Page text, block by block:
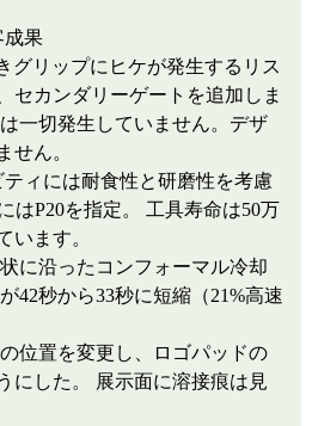
成果
グリップにヒケが発生するリス
セカンダリーゲートを追加しま
一切発生していません。デザ
せん。
ティには耐食性と研磨性を考慮
はP20を指定。
工具寿命は50万
います。
に沿ったコンフォーマル冷却
42秒から33秒に短縮（21%高速
位置を変更し、ロゴパッドの
にした。
展示面に溶接痕は見